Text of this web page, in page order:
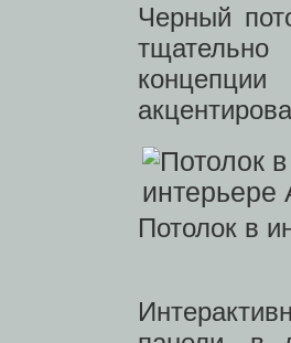
Черный
Потолок в